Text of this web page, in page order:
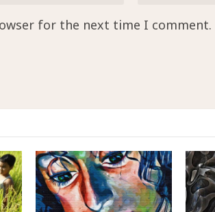
for the next time I comment.